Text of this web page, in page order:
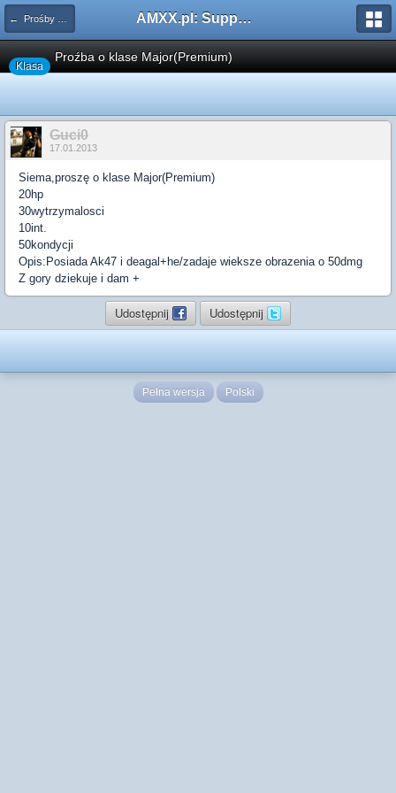
← Prośby o Klasę/Perk AMXX.pl: Support AMX Mod X i SourceMod
Klasa
Proźba o klase Major(Premium)
Guci0
17.01.2013
Siema,proszę o klase Major(Premium)
20hp
30wytrzymalosci
10int.
50kondycji
Opis:Posiada Ak47 i deagal+he/zadaje wieksze obrazenia o 50dmg
Z gory dziekuje i dam +
Udostępnij Udostępnij
Pełna wersja Polski